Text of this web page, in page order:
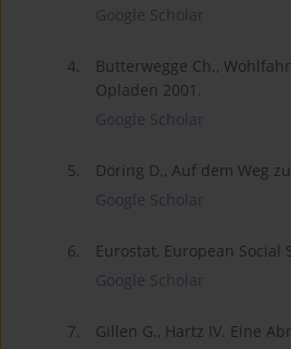
Google Scholar
4.
Butterwegge Ch.,
Opladen 2001.
Google Scholar
5.
Döring D., Auf dem Weg
Google Scholar
6.
Eurostat, European Social
Google Scholar
7.
Gillen G., Hartz IV. Eine